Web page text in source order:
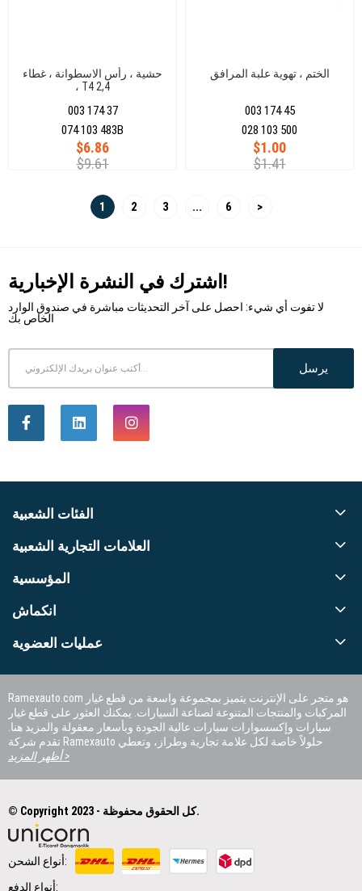
حشية ، رأس الاسطوانة ، غطاء
، T4 2,4
003 174 37
$6.86
$9.61
074 103 483B
الختم ، تهوية علبة المرافق
003 174 45
$1.00
$1.41
028 103 500
1 2 3 ... 6 >
اشترك في النشرة الإخبارية!
لا تفوت أي شيء: احصل على آخر التحديثات مباشرة في صندوق الوارد
الخاص بك
يرسل
الفئات الشعبية
العلامات التجارية الشعبية
المؤسسية
انكماش
عمليات العضوية
Ramexauto.com هو متجر على الإنترنت يتميز بمجموعة واسعة من قطع غيار
المركبات والمنتجات المتنوعة لصناعة السيارات. يمكنك العثور على قطع غيار
سيارات وإكسسوارات سيارات عالية الجودة وبأسعار معقولة والمزيد هنا.
تقدم شركة Ramexauto حلولاً خاصة لكل علامة تجارية وطراز، وتعطي
أظهر المزيد >
© Copyright 2023 - كل الحقوق محفوظة.
أنواع الشحن:
أنواع الدفع: